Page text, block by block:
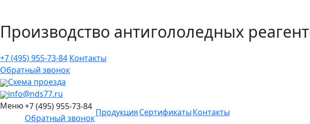
Производство антигололедных
+7 (495)955-73-84 Контакты
Обратный звонок
Схема проезда
info@nds77.ru
Меню+7 (495)955-73-84
Обратный звонок
ПродукцияСертификатыКонтакты